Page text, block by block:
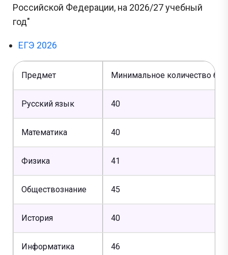
Российской Федерации, на 2026/27 учебный
год"
ЕГЭ 2026
Предмет Минимальное количество
Русский язык 40
Математика 40
Физика 41
Обществознание 45
История 40
Информатика 46